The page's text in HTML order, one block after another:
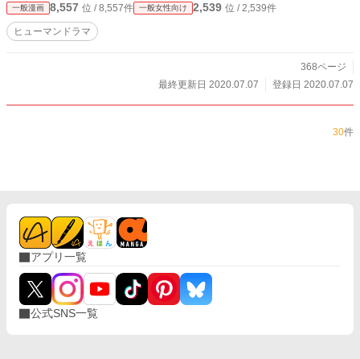
一般漫画 8,557 位 / 8,557件 一般女性向け 2,539 位 / 2,539件
ヒューマンドラマ
368ページ
最終更新日 2020.07.07
登録日 2020.07.07
30件
アプリ一覧
公式SNS一覧